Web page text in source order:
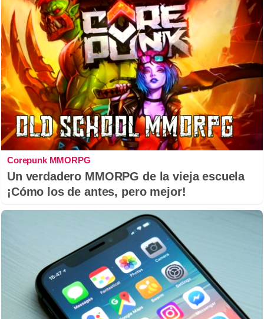
Corepunk MMORPG
Un verdadero MMORPG de la vieja escuela
¡Cómo los de antes, pero mejor!